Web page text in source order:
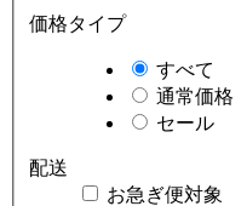
価格タイプ
すべて
通常価格
セール
配送
お急ぎ便対象